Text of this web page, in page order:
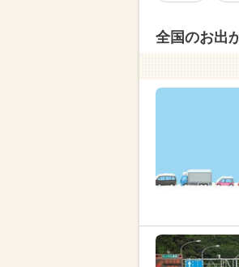
全国のお出